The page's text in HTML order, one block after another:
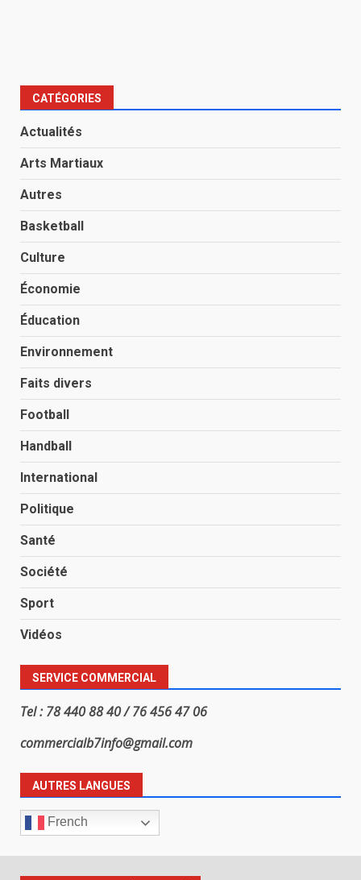
CATÉGORIES
Actualités
Arts Martiaux
Autres
Basketball
Culture
Économie
Éducation
Environnement
Faits divers
Football
Handball
International
Politique
Santé
Société
Sport
Vidéos
SERVICE COMMERCIAL
Tel : 78 440 88 40 / 76 456 47 06
commercialb7info@gmail.com
AUTRES LANGUES
French